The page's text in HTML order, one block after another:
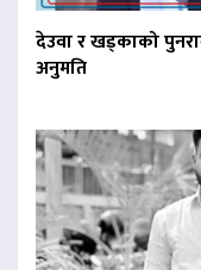
देउवा र खड्काको
अनुमति